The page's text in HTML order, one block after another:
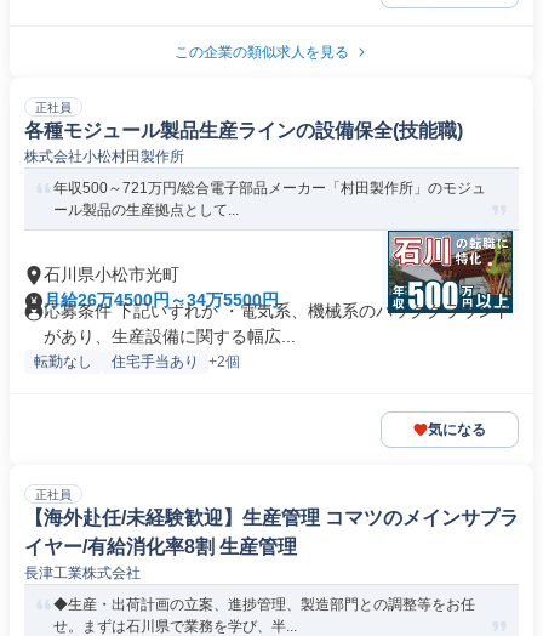
この企業の類似求人を見る
正社員
各種モジュール製品生産ラインの設備保全(技能職)
株式会社小松村田製作所
年収500～721万円/総合電子部品メーカー「村田製作所」のモジュ
ール製品の生産拠点として...
石川県小松市光町
月給26万4500円～34万5500円
応募条件 下記いずれか ・電気系、機械系のバックグラウンド
があり、生産設備に関する幅広...
転勤なし 住宅手当あり +2個
気になる
正社員
【海外赴任/未経験歓迎】生産管理 コマツのメインサプラ
イヤー/有給消化率8割 生産管理
長津工業株式会社
◆生産・出荷計画の立案、進捗管理、製造部門との調整等をお任
せ。まずは石川県で業務を学び、半...